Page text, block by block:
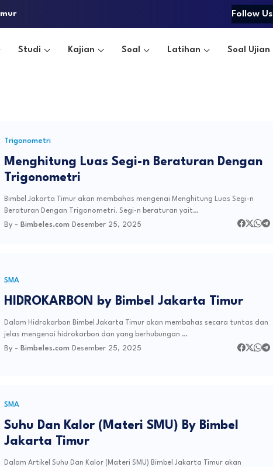
Follow Us
Studi Kajian Soal Latihan Soal Ujian
Trigonometri
Menghitung Luas Segi-n Beraturan Dengan
Trigonometri
Bimbel Jakarta Timur akan membahas mengenai Menghitung Luas Segi-n
Beraturan Dengan Trigonometri. Segi-n beraturan yait…
By - Bimbeles.com Desember 25, 2025
SMA
HIDROKARBON by Bimbel Jakarta Timur
Dalam Hidrokarbon Bimbel Jakarta Timur akan membahas secara tuntas dan
jelas mengenai hidrokarbon dan yang berhubungan …
By - Bimbeles.com Desember 25, 2025
SMA
Suhu Dan Kalor (Materi SMU) By Bimbel
Jakarta Timur
Dalam Artikel Suhu Dan Kalor (Materi SMU) Bimbel Jakarta Timur akan